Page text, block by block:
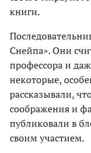
книги.
Снейпа». Они
профессора и
некоторые,
рассказывали,
соображения и
публиковали в
своим участием.